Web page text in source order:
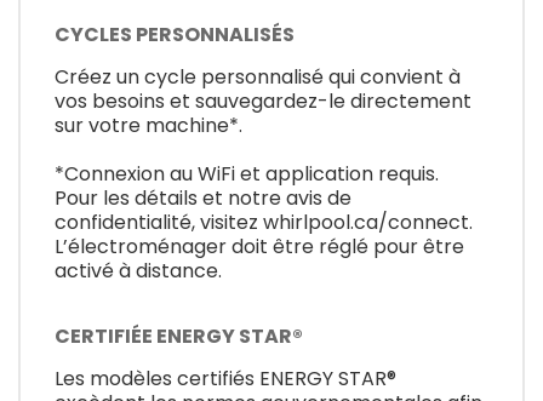
CYCLES PERSONNALISÉS
Créez un cycle personnalisé qui convient à
vos besoins et sauvegardez-le directement
sur votre machine*.
*Connexion au WiFi et application requis.
Pour les détails et notre avis de
confidentialité, visitez whirlpool.ca/connect.
L’électroménager doit être réglé pour être
activé à distance.
CERTIFIÉE ENERGY STAR®
Les modèles certifiés ENERGY STAR®